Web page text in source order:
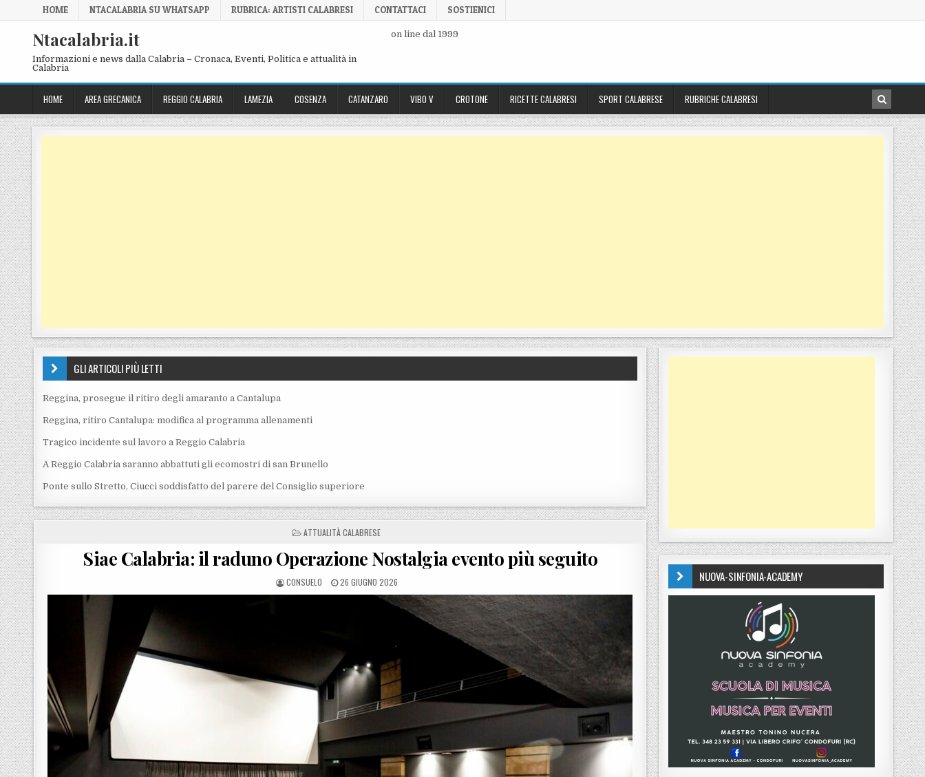
Skip to content
HOME NTACALABRIA SU WHATSAPP RUBRICA: ARTISTI CALABRESI CONTATTACI SOSTIENICI
Ntacalabria.it
Informazioni e news dalla Calabria – Cronaca, Eventi, Politica e attualità in
Calabria
on line dal 1999
HOME AREA GRECANICA REGGIO CALABRIA LAMEZIA COSENZA CATANZARO VIBO V CROTONE RICETTE CALABRESI SPORT CALABRESE RUBRICHE CALABRESI
GLI ARTICOLI PIÙ LETTI
Reggina, prosegue il ritiro degli amaranto a Cantalupa
Reggina, ritiro Cantalupa: modifica al programma allenamenti
Tragico incidente sul lavoro a Reggio Calabria
A Reggio Calabria saranno abbattuti gli ecomostri di san Brunello
Ponte sullo Stretto, Ciucci soddisfatto del parere del Consiglio superiore
POSTED IN
ATTUALITÀ CALABRESE
Siae Calabria: il raduno Operazione Nostalgia evento più seguito
POSTED BY
CONSUELO POSTED ON
26 GIUGNO 2026 NUOVA-SINFONIA-ACADEMY